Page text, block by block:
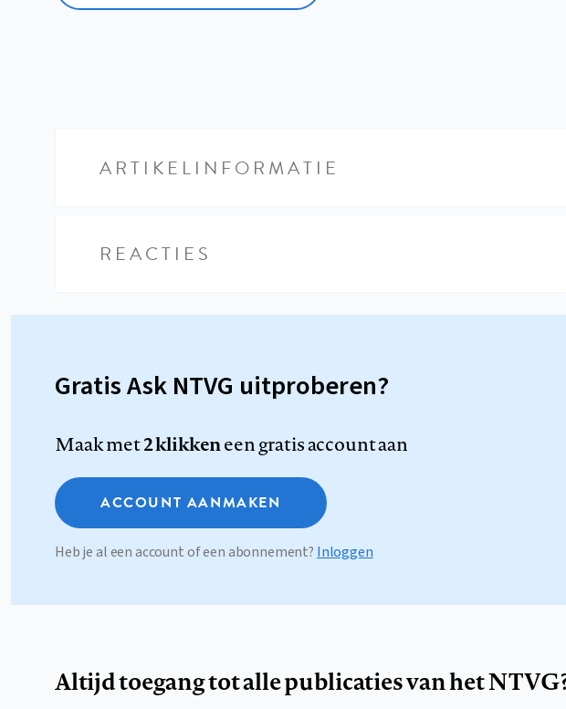
ARTIKELINFORMATIE
REACTIES
Gratis Ask NTVG uitproberen?
Maak met2 klikkeneen gratis account aan
ACCOUNT AANMAKEN
Heb je al een account of een abonnement? Inloggen
Altijd toegang tot alle publicaties van het